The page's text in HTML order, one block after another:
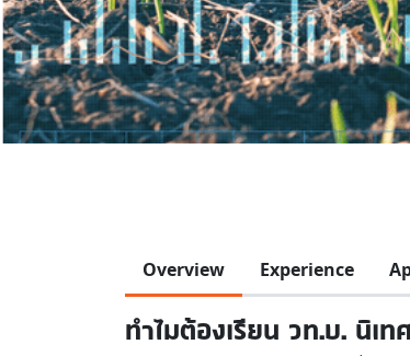
Overview Experience
ทำไมต้องเรียน วท.บ. นิเท